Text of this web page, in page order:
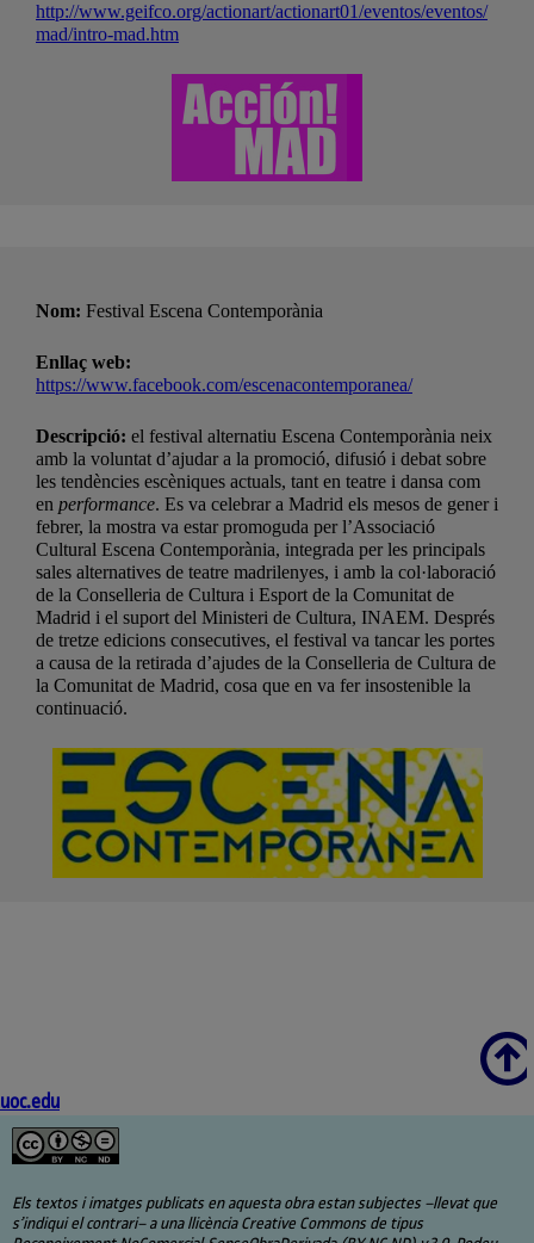
http://www.geifco.org/actionart/actionart01/eventos/eventos/
mad/intro-mad.htm
Nom: Festival Escena Contemporània
Enllaç web:
https://www.facebook.com/escenacontemporanea/
Descripció: el festival alternatiu Escena Contemporània neix
amb la voluntat d’ajudar a la promoció, difusió i debat sobre
les tendències escèniques actuals, tant en teatre i dansa com
en performance. Es va celebrar a Madrid els mesos de gener i
febrer, la mostra va estar promoguda per l’Associació
Cultural Escena Contemporània, integrada per les principals
sales alternatives de teatre madrilenyes, i amb la col·laboració
de la Conselleria de Cultura i Esport de la Comunitat de
Madrid i el suport del Ministeri de Cultura, INAEM. Després
de tretze edicions consecutives, el festival va tancar les portes
a causa de la retirada d’ajudes de la Conselleria de Cultura de
la Comunitat de Madrid, cosa que en va fer insostenible la
continuació.
Scroll
uoc.edu
Els textos i imatges publicats en aquesta obra estan subjectes –llevat que
s’indiqui el contrari– a una llicència Creative Commons de tipus